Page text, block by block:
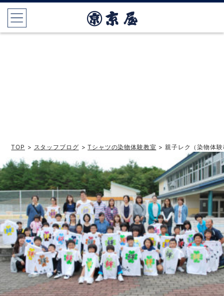
TOP > スタッフブログ >Tシャツの染物体験教室 > 親子レク（染物体